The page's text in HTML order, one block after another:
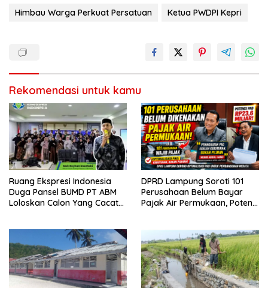
Himbau Warga Perkuat Persatuan Ketua PWDPI Kepri
Rekomendasi untuk kamu
Ruang Ekspresi Indonesia
Duga Pansel BUMD PT ABM
Loloskan Calon Yang Cacat
DPRD Lampung Soroti 101
Perusahaan Belum Bayar
Pajak Air Permukaan, Potensi